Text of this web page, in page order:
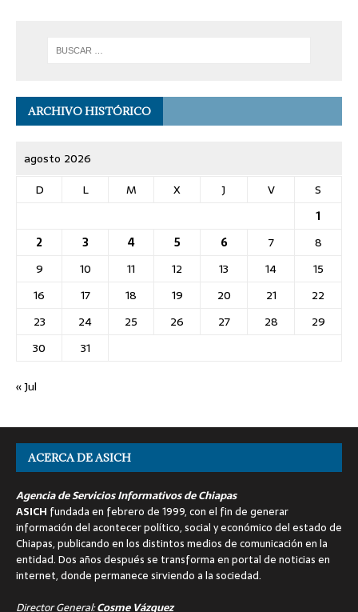
ARCHIVO HISTÓRICO
agosto 2026
D
L M X J V
S
1
2
3 4 5 6 7
8
9
10 11 12 13 14
15
16
17 18 19 20 21
22
23
24 25 26 27 28
29
30
31
« Jul
ACERCA DE ASICH
Agencia de Servicios Informativos de Chiapas
ASICH fundada en febrero de 1999, con el fin de generar
información del acontecer político, social y económico del estado de
Chiapas, publicando en los distintos medios de comunicación en la
entidad. Dos años después se transforma en portal de noticias en
internet, donde permanece sirviendo a la sociedad.
Director General:Cosme Vázquez